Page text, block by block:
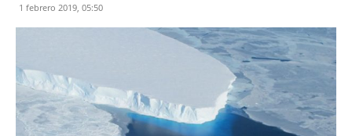
1 febrero 2019, 05:50